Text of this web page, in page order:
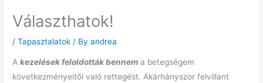
Választhatok!
/Tapasztalatok / Byandrea
Akezelések feloldották bennem a betegségem
következményeitől való rettegést. Akárhányszor felvillant